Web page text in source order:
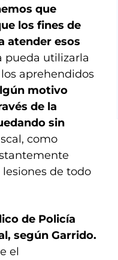
que
los fines de
atender esos
pueda utilizarla
aprehendidos
motivo
de la
sin
como
de todo
de Policía
según Garrido.
el